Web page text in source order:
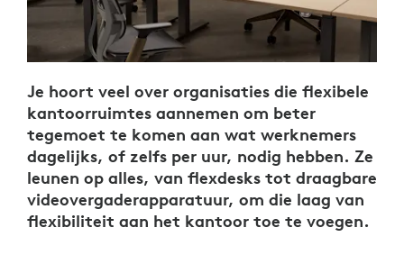
Je hoort veel over organisaties die flexibele
kantoorruimtes aannemen om beter
tegemoet te komen aan wat werknemers
dagelijks, of zelfs per uur, nodig hebben. Ze
leunen op alles, van flexdesks tot draagbare
videovergaderapparatuur, om die laag van
flexibiliteit aan het kantoor toe te voegen.